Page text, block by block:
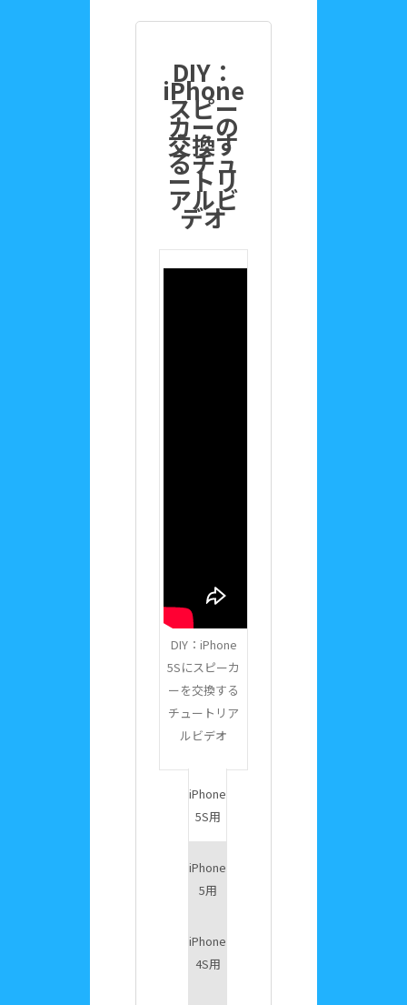
DIY：
iPhone
スピー
カーの
交換す
るチュ
ートリ
アルビ
デオ
DIY：iPhone
5Sにスピーカ
ーを交換する
チュートリア
ルビデオ
iPhone
5S用
iPhone
5用
iPhone
4S用